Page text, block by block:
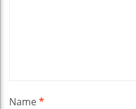
Name*